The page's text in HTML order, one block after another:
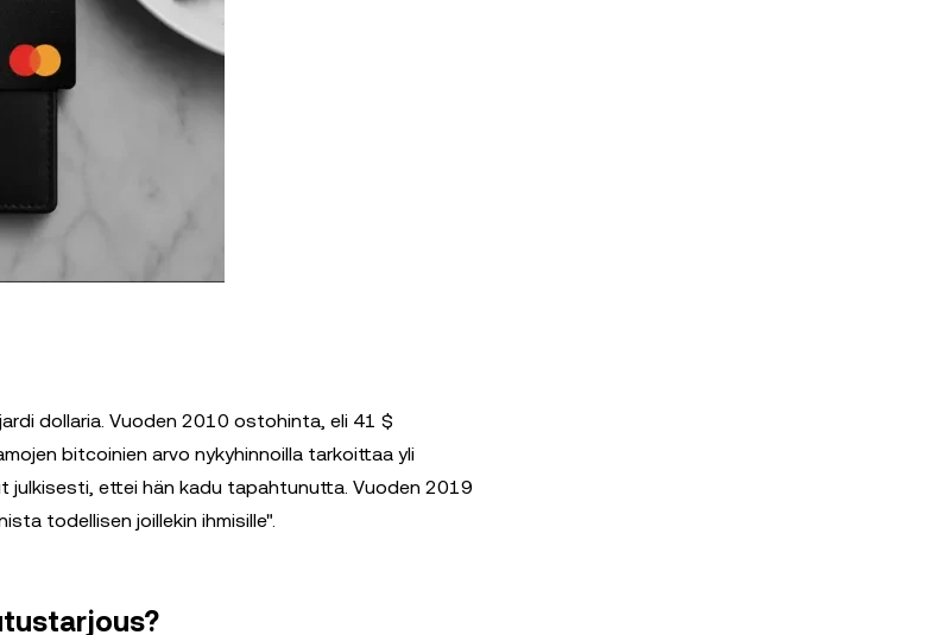
dollaria. Vuoden 2010 ostohinta, eli 41 $
bitcoinien arvo nykyhinnoilla tarkoittaa yli
julkisesti, ettei hän kadu tapahtunutta. Vuoden 2019
todellisen joillekin ihmisille".